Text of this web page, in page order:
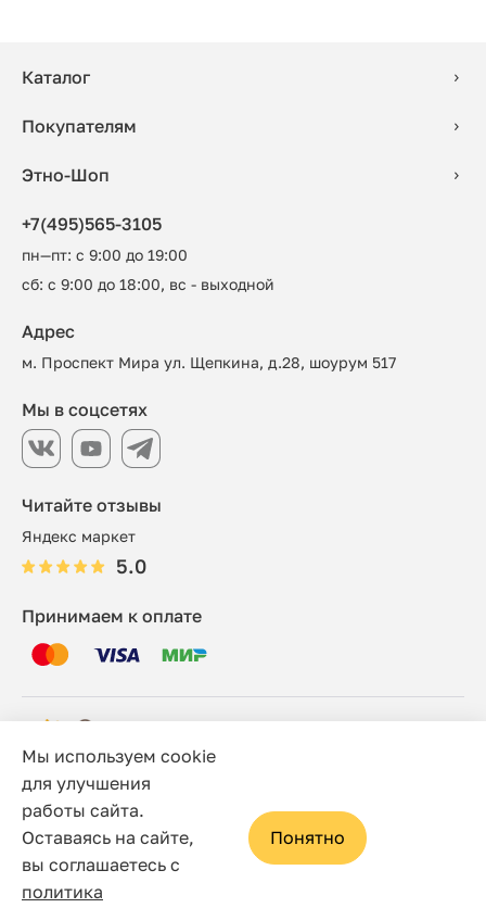
Каталог
Покупателям
Этно-Шоп
+7(495)565-3105
пн—пт: с 9:00 до 19:00
сб: с 9:00 до 18:00, вс - выходной
Читайте отзывы
Яндекс маркет
5.0
Адрес
м. Проспект Мира ул. Щепкина, д.28, шоурум 517
Принимаем к оплате
Мы в соцсетях
© 2006 - 2026 Этно-шоп, Интернет-магазин
Политика конфиденциальности
Сайт носит исключительно информационный характер, и
ни при каких условиях не является публичной офертой,
определяемой положениями статьи 437(2) Гражданского
Мы используем cookie
для улучшения
работы сайта.
Оставаясь на сайте,
вы соглашаетесь с
политика
Понятно